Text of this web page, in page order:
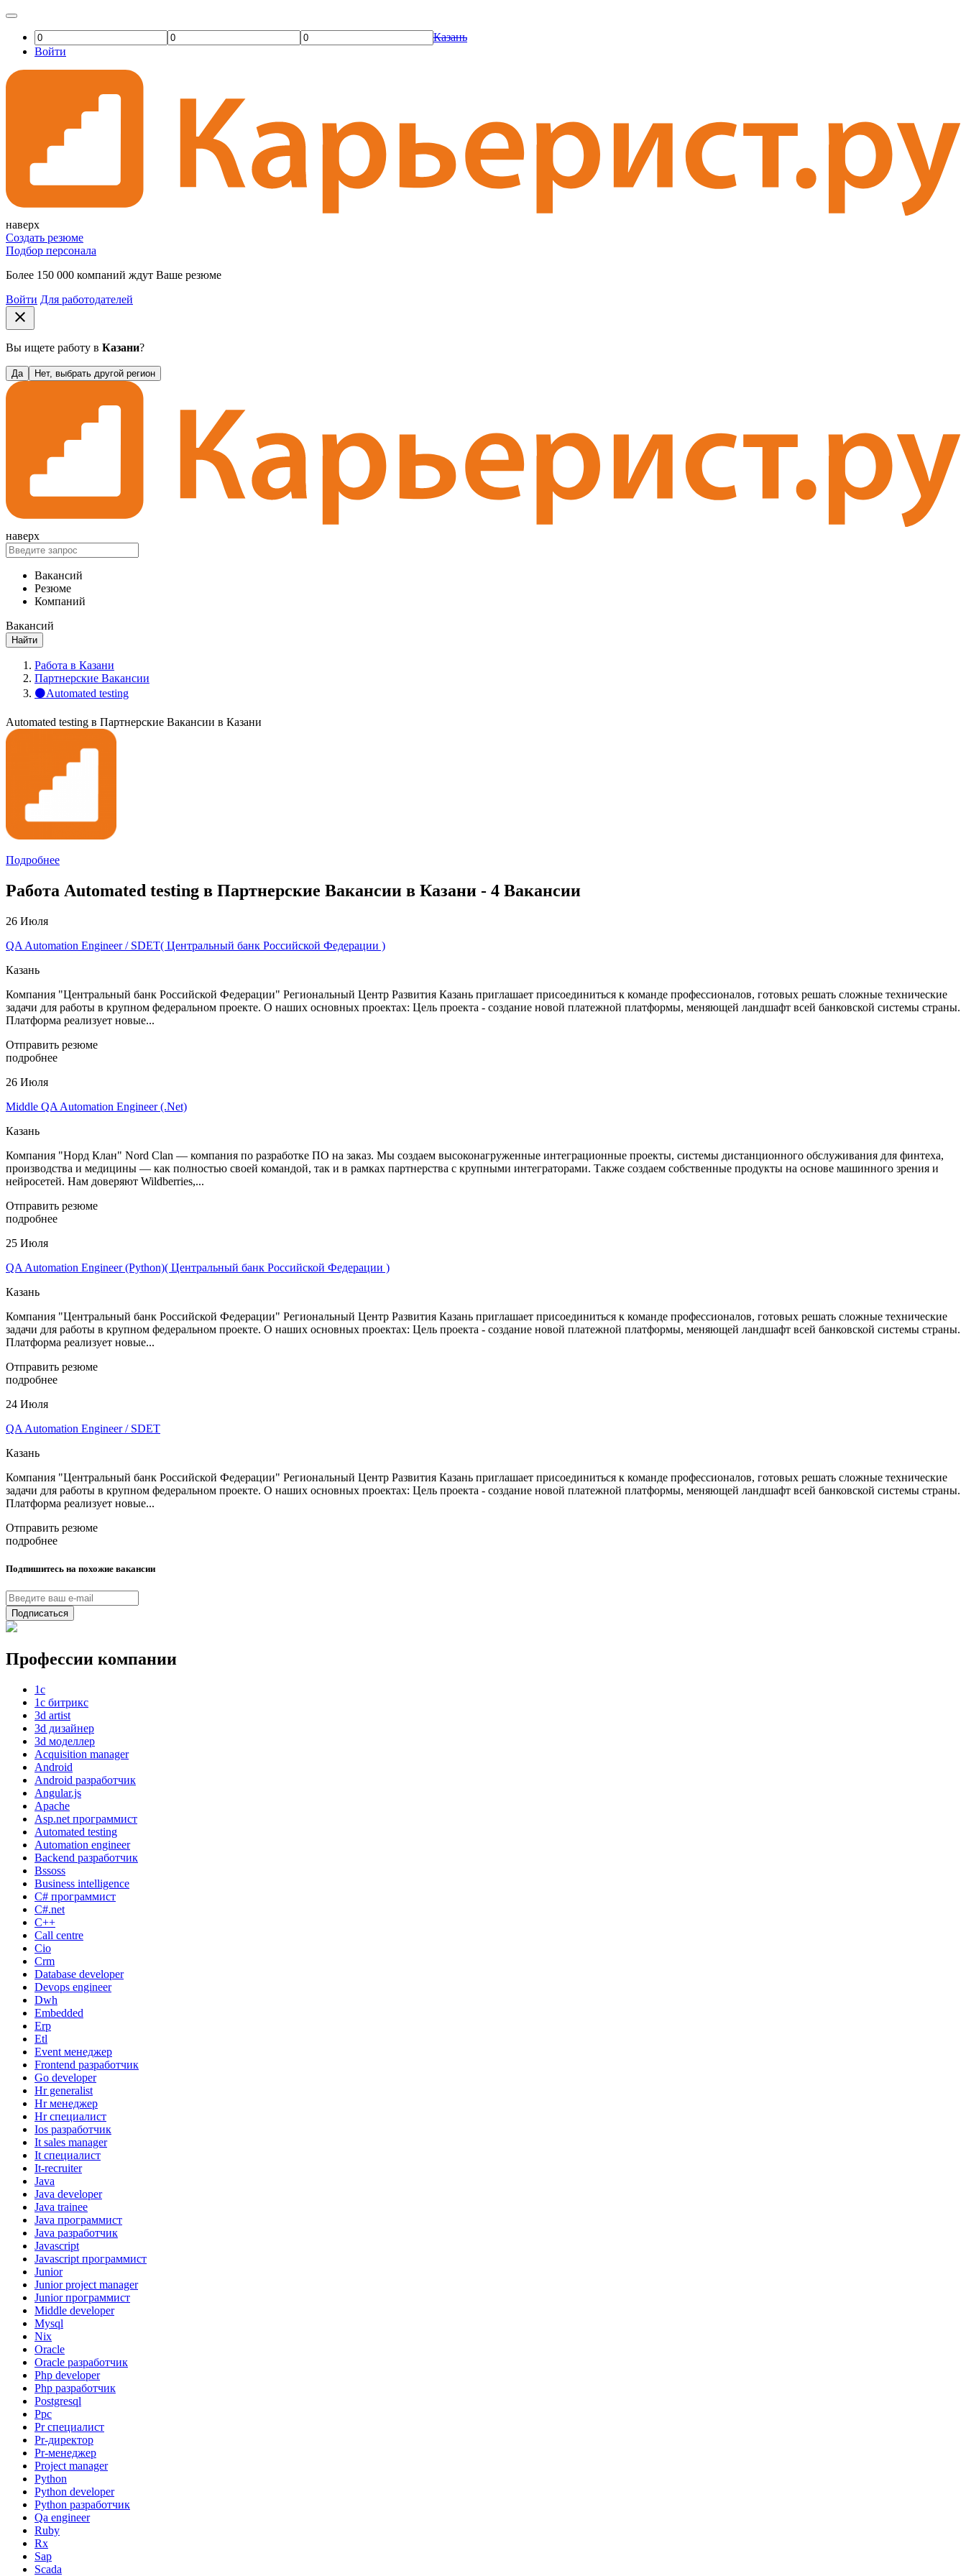
Казань
Войти
наверх
Создать резюме
Подбор персонала
Более 150 000 компаний ждут Ваше резюме
Войти Для работодателей
close
Вы ищете работу в Казани?
Да Нет, выбрать другой регион
наверх
Вакансий
Резюме
Компаний
Вакансий
Найти
Работа в Казани
Партнерские Вакансии
⚫Automated testing
Automated testing в Партнерские Вакансии в Казани
Подробнее
Работа Automated testing в Партнерские Вакансии в Казани - 4 Вакансии
26 Июля
QA Automation Engineer / SDET( Центральный банк Российской Федерации )
Казань
Компания "Центральный банк Российской Федерации" Региональный Центр Развития Казань приглашает присоединиться к команде профессионалов, готовых решать сложные технические
задачи для работы в крупном федеральном проекте. О наших основных проектах: Цель проекта - создание новой платежной платформы, меняющей ландшафт всей банковской системы страны.
Платформа реализует новые...
Отправить резюме
подробнее
26 Июля
Middle QA Automation Engineer (.Net)
Казань
Компания "Норд Клан" Nord Clan — компания по разработке ПО на заказ. Мы создаем высоконагруженные интеграционные проекты, системы дистанционного обслуживания для финтеха,
производства и медицины — как полностью своей командой, так и в рамках партнерства с крупными интеграторами. Также создаем собственные продукты на основе машинного зрения и
нейросетей. Нам доверяют Wildberries,...
Отправить резюме
подробнее
25 Июля
QA Automation Engineer (Python)( Центральный банк Российской Федерации )
Казань
Компания "Центральный банк Российской Федерации" Региональный Центр Развития Казань приглашает присоединиться к команде профессионалов, готовых решать сложные технические
задачи для работы в крупном федеральном проекте. О наших основных проектах: Цель проекта - создание новой платежной платформы, меняющей ландшафт всей банковской системы страны.
Платформа реализует новые...
Отправить резюме
подробнее
24 Июля
QA Automation Engineer / SDET
Казань
Компания "Центральный банк Российской Федерации" Региональный Центр Развития Казань приглашает присоединиться к команде профессионалов, готовых решать сложные технические
задачи для работы в крупном федеральном проекте. О наших основных проектах: Цель проекта - создание новой платежной платформы, меняющей ландшафт всей банковской системы страны.
Платформа реализует новые...
Отправить резюме
подробнее
Подпишитесь на похожие вакансии
Подписаться
Профессии компании
1с
1с битрикс
3d artist
3d дизайнер
3d моделлер
Acquisition manager
Android
Android разработчик
Angular.js
Apache
Asp.net программист
Automated testing
Automation engineer
Backend разработчик
Bssoss
Business intelligence
C# программист
C#.net
C++
Call centre
Cio
Crm
Database developer
Devops engineer
Dwh
Embedded
Erp
Etl
Event менеджер
Frontend разработчик
Go developer
Hr generalist
Hr менеджер
Hr специалист
Ios разработчик
It sales manager
It специалист
It-recruiter
Java
Java developer
Java trainee
Java программист
Java разработчик
Javascript
Javascript программист
Junior
Junior project manager
Junior программист
Middle developer
Mysql
Nix
Oracle
Oracle разработчик
Php developer
Php разработчик
Postgresql
Ppc
Pr специалист
Pr-директор
Pr-менеджер
Project manager
Python
Python developer
Python разработчик
Qa engineer
Ruby
Rx
Sap
Scada